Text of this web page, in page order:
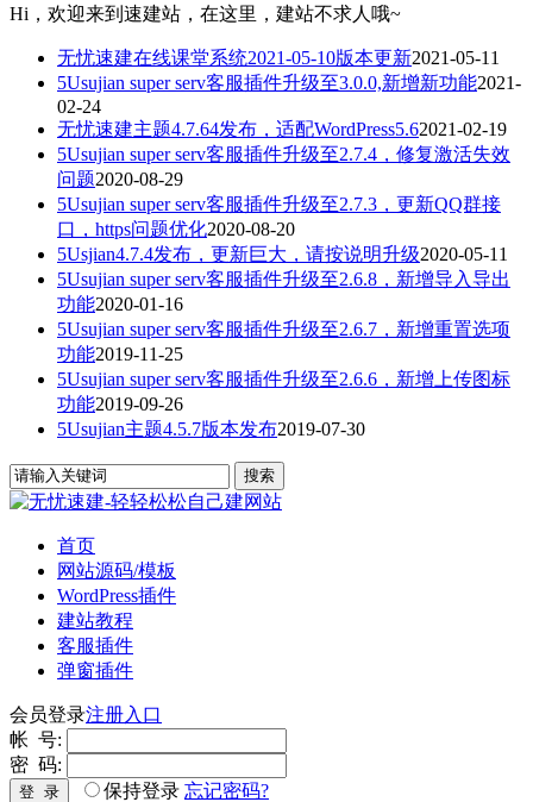
Hi，欢迎来到速建站，在这里，建站不求人哦~
无忧速建在线课堂系统2021-05-10版本更新2021-05-11
5Usujian super serv客服插件升级至3.0.0,新增新功能2021-
02-24
无忧速建主题4.7.64发布，适配WordPress5.62021-02-19
5Usujian super serv客服插件升级至2.7.4，修复激活失效
问题2020-08-29
5Usujian super serv客服插件升级至2.7.3，更新QQ群接
口，https问题优化2020-08-20
5Usjian4.7.4发布，更新巨大，请按说明升级2020-05-11
5Usujian super serv客服插件升级至2.6.8，新增导入导出
功能2020-01-16
5Usujian super serv客服插件升级至2.6.7，新增重置选项
功能2019-11-25
5Usujian super serv客服插件升级至2.6.6，新增上传图标
功能2019-09-26
5Usujian主题4.5.7版本发布2019-07-30
首页
网站源码/模板
WordPress插件
建站教程
客服插件
弹窗插件
会员登录注册入口
帐 号:
密 码:
登 录 保持登录 忘记密码?